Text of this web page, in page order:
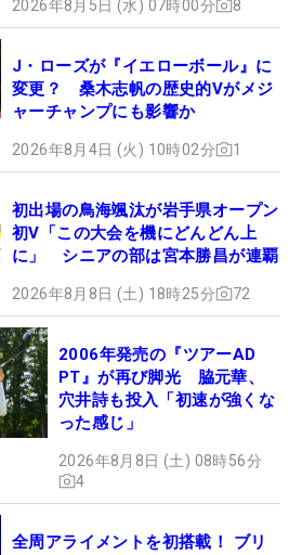
2026年8月5日 (水) 07時00分 8
J・ローズが『イエローボール』に
変更？ 桑木志帆の歴史的Vがメジ
ャーチャンプにも影響か
2026年8月4日 (火) 10時02分 1
初出場の鳥海颯汰が岩手県オープン
初V「この大会を機にどんどん上
に」 シニアの部は宮本勝昌が連覇
2026年8月8日 (土) 18時25分 72
2006年発売の『ツアーAD
PT』が再び脚光 脇元華、
穴井詩も投入「初速が強くな
った感じ」
2026年8月8日 (土) 08時56分
4
全周アライメントを初搭載！ ブリ